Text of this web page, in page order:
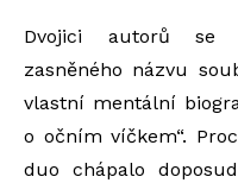
Dvojici autorů se
zasněného názvu
vlastní mentální
o očním víčkem“.
duo chápalo